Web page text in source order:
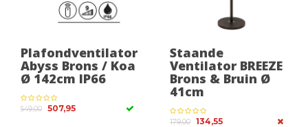
Plafondventilator
Abyss Brons / Koa
Ø 142cm IP66
549,00 507,95
Staande
Ventilator BREEZE
Brons & Bruin Ø
41cm
179,00 134,55